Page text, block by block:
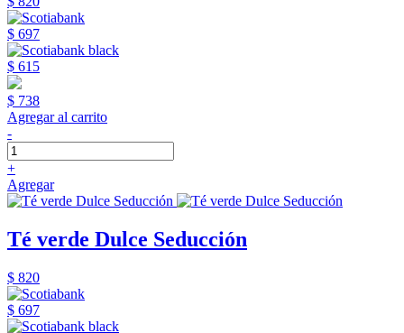
$ 697
$ 615
$ 738
Agregar al carrito
-
+
Agregar
Té verde Dulce Seducción
$ 820
$ 697